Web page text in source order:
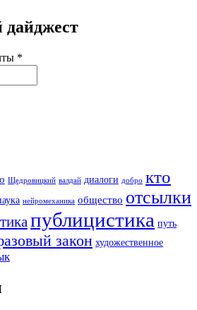
*
Щедровицкий валдай диалоги добро кто
нейромеханика общество отсылки
публицистика путь
закон художественное